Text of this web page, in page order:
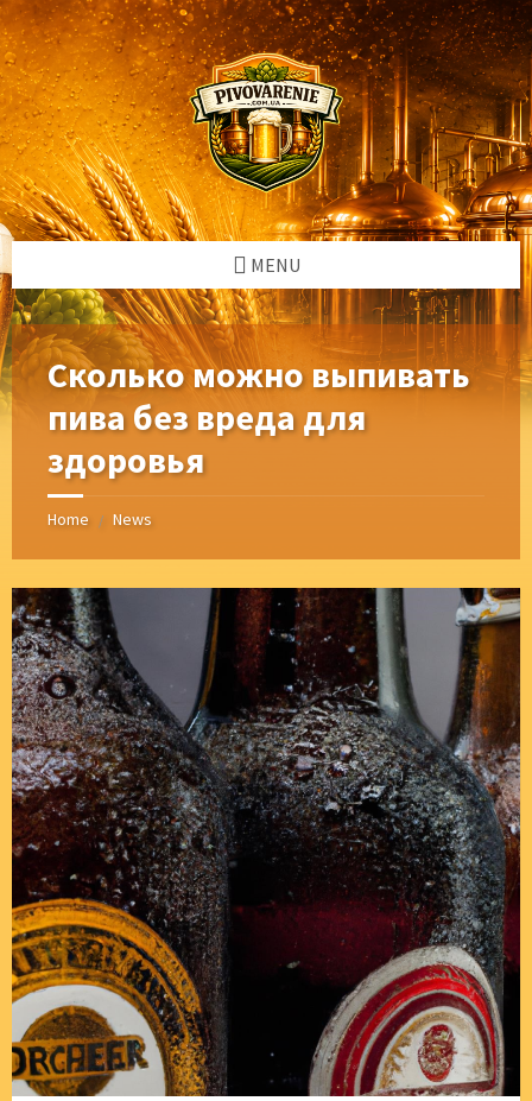
Skip
to
content
Skip
to
left
sidebar
Skip
to
right
sidebar
Skip
to
footer
MENU
Сколько можно выпивать
пива без вреда для
здоровья
Home / News